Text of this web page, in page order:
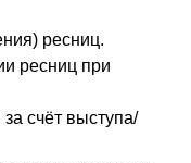
ресниц.
ресниц при
счёт выступа/